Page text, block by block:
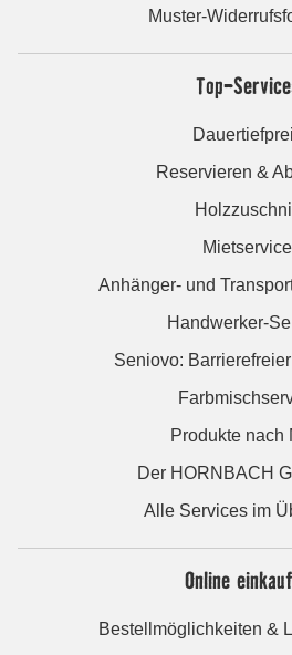
Muster-
Top-
Reservieren &
Mietservice
Anhänger- und
Handwerker-
Seniovo:
Produkte nach
Der HORNBACH
Alle Services im
Online
Bestellmöglichkeiten &